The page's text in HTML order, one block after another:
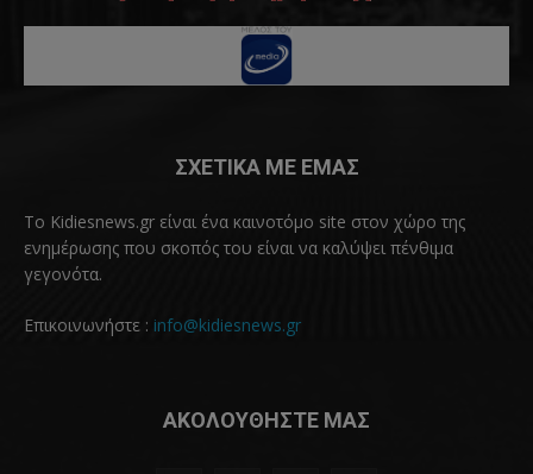
ΣΧΕΤΙΚΑ ΜΕ ΕΜΑΣ
Το Kidiesnews.gr είναι ένα καινοτόμο site στον χώρο της
ενημέρωσης που σκοπός του είναι να καλύψει πένθιμα
γεγονότα.
Επικοινωνήστε : info@kidiesnews.gr
ΑΚΟΛΟΥΘΗΣΤΕ ΜΑΣ